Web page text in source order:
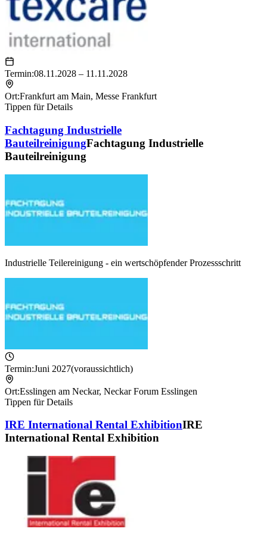
Termin:08.11.2028 – 11.11.2028
Ort:Frankfurt am Main, Messe Frankfurt
Tippen für Details
Fachtagung Industrielle
BauteilreinigungFachtagung Industrielle
Bauteilreinigung
Industrielle Teilereinigung - ein wertschöpfender Prozessschritt
Termin:Juni 2027(voraussichtlich)
Ort:Esslingen am Neckar, Neckar Forum Esslingen
Tippen für Details
IRE International Rental ExhibitionIRE
International Rental Exhibition